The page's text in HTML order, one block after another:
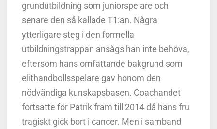
grundutbildning som juniorspelare och
senare den så kallade T1:an. Några
ytterligare steg i den formella
utbildningstrappan ansågs han inte behöva,
eftersom hans omfattande bakgrund som
elithandbollsspelare gav honom den
nödvändiga kunskapsbasen. Coachandet
fortsatte för Patrik fram till 2014 då hans fru
tragiskt gick bort i cancer. Men i samband